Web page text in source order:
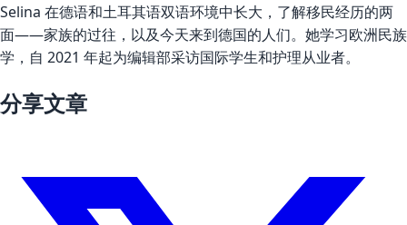
Selina 在德语和土耳其语双语环境中长大，了解移民经历的两
面——家族的过往，以及今天来到德国的人们。她学习欧洲民族
学，自 2021 年起为编辑部采访国际学生和护理从业者。
分享文章